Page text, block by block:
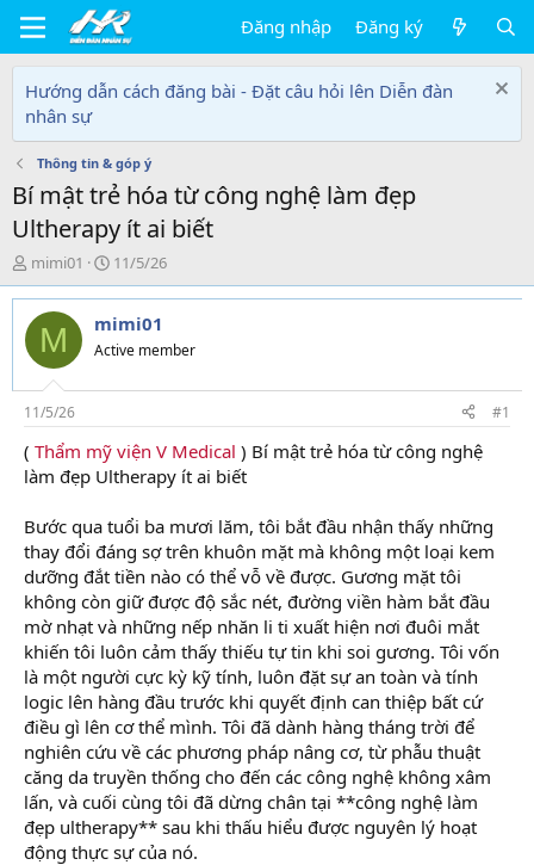
Đăng nhập Đăng ký
Hướng dẫn cách đăng bài - Đặt câu hỏi lên Diễn đàn
nhân sự
Thông tin & góp ý
Bí mật trẻ hóa từ công nghệ làm đẹp
Ultherapy ít ai biết
T
h
r
e
d
s
t
a
r
t
r
mimi01
N
g
à
y
g
i
11/5/26
M mimi01
Active member
11/5/26 #1
( Thẩm mỹ viện V Medical ) Bí mật trẻ hóa từ công nghệ
làm đẹp Ultherapy ít ai biết
Bước qua tuổi ba mươi lăm, tôi bắt đầu nhận thấy những
thay đổi đáng sợ trên khuôn mặt mà không một loại kem
dưỡng đắt tiền nào có thể vỗ về được. Gương mặt tôi
không còn giữ được độ sắc nét, đường viền hàm bắt đầu
mờ nhạt và những nếp nhăn li ti xuất hiện nơi đuôi mắt
khiến tôi luôn cảm thấy thiếu tự tin khi soi gương. Tôi vốn
là một người cực kỳ kỹ tính, luôn đặt sự an toàn và tính
logic lên hàng đầu trước khi quyết định can thiệp bất cứ
điều gì lên cơ thể mình. Tôi đã dành hàng tháng trời để
nghiên cứu về các phương pháp nâng cơ, từ phẫu thuật
căng da truyền thống cho đến các công nghệ không xâm
lấn, và cuối cùng tôi đã dừng chân tại **công nghệ làm
đẹp ultherapy** sau khi thấu hiểu được nguyên lý hoạt
động thực sự của nó.